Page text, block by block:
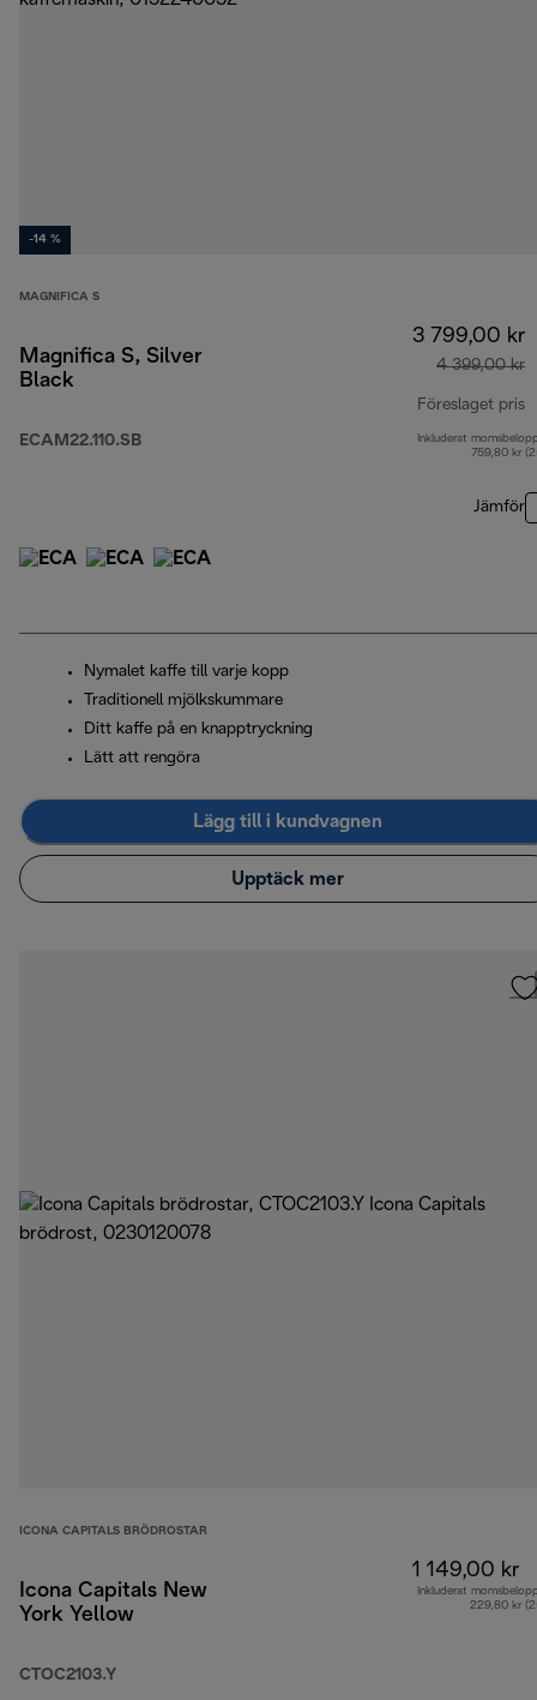
-14 %
MAGNIFICA S
Magnifica S, Silver
Black
ECAM22.110.SB
3 799,00 kr
4 399,00 kr
Föreslaget pris
Inkluderat
759,80 kr
Jämför
Nymalet kaffe till varje kopp
Traditionell mjölkskummare
Ditt kaffe på en knapptryckning
Lätt att rengöra
Lägg till i kundvagnen
Upptäck mer
ICONA CAPITALS BRÖDROSTAR
Icona Capitals New
York Yellow
CTOC2103.Y
1 149,00 kr
Inkluderat
229,80 kr